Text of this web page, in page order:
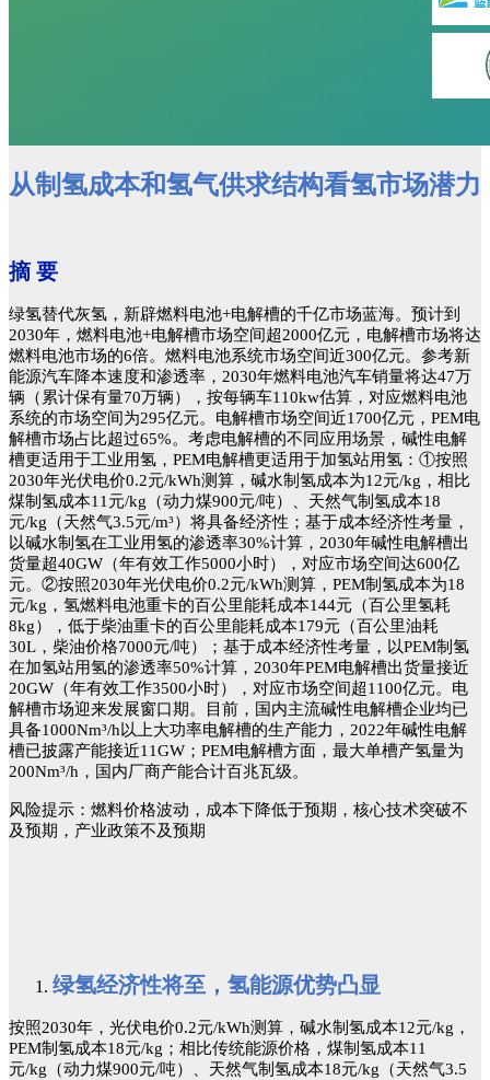
从制氢成本和氢气供求结构看氢市场潜力
摘 要
绿氢替代灰氢，新辟燃料电池+电解槽的千亿市场蓝海。预计到
2030年，燃料电池+电解槽市场空间超2000亿元，电解槽市场将达
燃料电池市场的6倍。燃料电池系统市场空间近300亿元。参考新
能源汽车降本速度和渗透率，2030年燃料电池汽车销量将达47万
辆（累计保有量70万辆），按每辆车110kw估算，对应燃料电池
系统的市场空间为295亿元。电解槽市场空间近1700亿元，PEM电
解槽市场占比超过65%。考虑电解槽的不同应用场景，碱性电解
槽更适用于工业用氢，PEM电解槽更适用于加氢站用氢：①按照
2030年光伏电价0.2元/kWh测算，碱水制氢成本为12元/kg，相比
煤制氢成本11元/kg（动力煤900元/吨）、天然气制氢成本18
元/kg（天然气3.5元/m³）将具备经济性；基于成本经济性考量，
以碱水制氢在工业用氢的渗透率30%计算，2030年碱性电解槽出
货量超40GW（年有效工作5000小时），对应市场空间达600亿
元。②按照2030年光伏电价0.2元/kWh测算，PEM制氢成本为18
元/kg，氢燃料电池重卡的百公里能耗成本144元（百公里氢耗
8kg），低于柴油重卡的百公里能耗成本179元（百公里油耗
30L，柴油价格7000元/吨）；基于成本经济性考量，以PEM制氢
在加氢站用氢的渗透率50%计算，2030年PEM电解槽出货量接近
20GW（年有效工作3500小时），对应市场空间超1100亿元。电
解槽市场迎来发展窗口期。目前，国内主流碱性电解槽企业均已
具备1000Nm³/h以上大功率电解槽的生产能力，2022年碱性电解
槽已披露产能接近11GW；PEM电解槽方面，最大单槽产氢量为
200Nm³/h，国内厂商产能合计百兆瓦级。
风险提示：燃料价格波动，成本下降低于预期，核心技术突破不
及预期，产业政策不及预期
绿氢经济性将至，氢能源优势凸显
按照2030年，光伏电价0.2元/kWh测算，碱水制氢成本12元/kg，
PEM制氢成本18元/kg；相比传统能源价格，煤制氢成本11
元/kg（动力煤900元/吨）、天然气制氢成本18元/kg（天然气3.5